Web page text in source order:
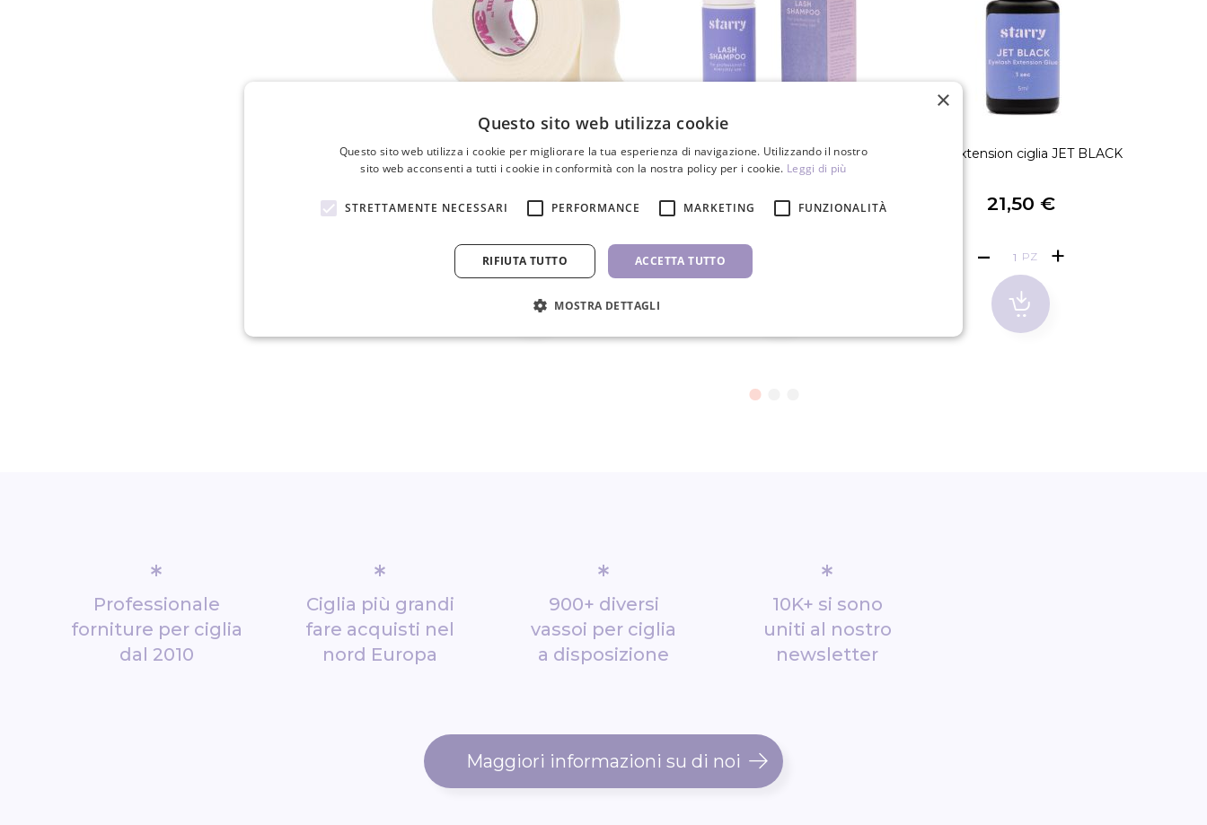
3M Microfoam nastro in schiuma
25mm
5,70 €
PZ
Shampoo per ciglia
13,90 €
Colla extension ciglia JET BLACK
21,50 €
PZ
*
Professionale
forniture per ciglia
dal 2010
*
Ciglia più grandi
fare acquisti nel
nord Europa
*
900+ diversi
vassoi per ciglia
a disposizione
*
10K+ si sono
uniti al nostro
newsletter
Maggiori informazioni su di noi
×
Questo sito web utilizza cookie
Questo sito web utilizza i cookie per migliorare la tua esperienza di navigazione. Utilizzando il nostro
sito web acconsenti a tutti i cookie in conformità con la nostra policy per i cookie. Leggi di più
STRETTAMENTE NECESSARI PERFORMANCE MARKETING FUNZIONALITÀ
ACCETTA TUTTO
RIFIUTA TUTTO
MOSTRA DETTAGLI